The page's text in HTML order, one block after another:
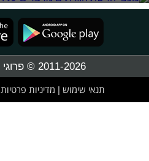
2011-2026 © פרוגי תקשורת בע"מ
תנאי שימוש מדיניות פרטיות